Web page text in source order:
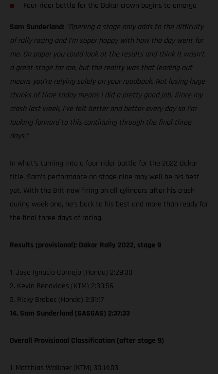
Four-rider battle for the Dakar crown begins to emerge
Sam Sunderland: “Opening a stage only adds to the difficulty
of rally racing and I’m super happy with how the day went for
me. On paper you could look at the results and think it wasn’t
a great stage for me, but the reality was that leading out
means you’re relying solely on your roadbook. Not losing huge
chunks of time today means I did a pretty good job. Since my
crash last week, I’ve felt better and better every day so I’m
looking forward to this continuing through the final three
days.”
In what’s turning into a four-rider battle for the 2022 Dakar
title, Sam’s performance on stage nine may well be his best
yet. With the Brit now firing on all cylinders after his crash
during week one, he’s back to his best and more than ready for
the final three days of racing.
Results (provisional): Dakar Rally 2022, stage 9
1. Jose Ignacio Cornejo (Honda) 2:29:30
2. Kevin Benavides (KTM) 2:30:56
3. Ricky Brabec (Honda) 2:31:17
14. Sam Sunderland (GASGAS) 2:37:33
Overall Provisional Classification (after stage 9)
1. Matthias Walkner (KTM) 30:14:03